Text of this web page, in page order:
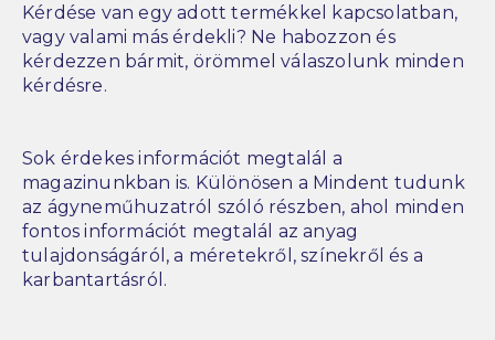
Kérdése van egy adott termékkel kapcsolatban,
vagy valami más érdekli? Ne habozzon és
kérdezzen bármit, örömmel válaszolunk minden
kérdésre.
Sok érdekes információt megtalál a
magazinunkban is. Különösen a Mindent tudunk
az ágyneműhuzatról szóló részben, ahol minden
fontos információt megtalál az anyag
tulajdonságáról, a méretekről, színekről és a
karbantartásról.